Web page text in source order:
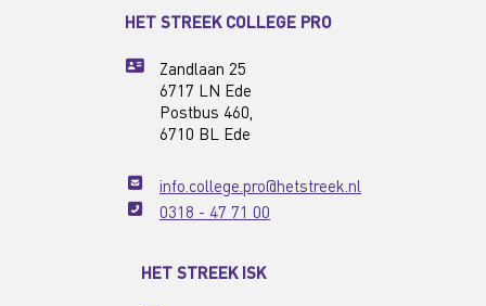
HET STREEK COLLEGE PRO
Zandlaan 25
6717 LN Ede
Postbus 460,
6710 BL Ede
info.college.pro@hetstreek.nl
0318 - 47 71 00
HET STREEK ISK